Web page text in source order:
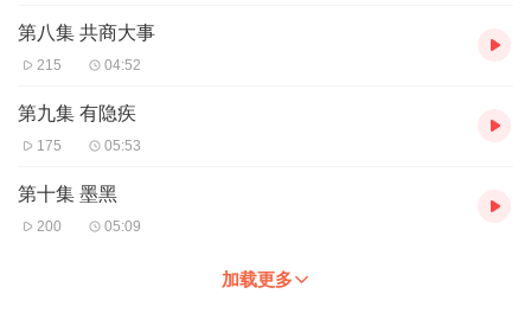
第八集 共商大事
215 04:52
第九集 有隐疾
175 05:53
第十集 墨黑
200 05:09
加载更多